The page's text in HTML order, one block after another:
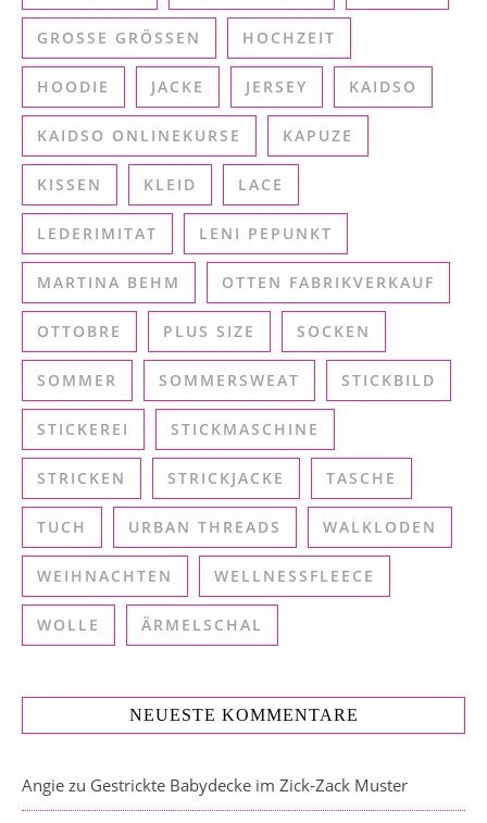
GROSSE GRÖSSEN HOCHZEIT
HOODIE JACKE JERSEY KAIDSO
KAIDSO ONLINEKURSE KAPUZE
KISSEN KLEID LACE
LEDERIMITAT LENI PEPUNKT
MARTINA BEHM OTTEN FABRIKVERKAUF
OTTOBRE PLUS SIZE SOCKEN
SOMMER SOMMERSWEAT STICKBILD
STICKEREI STICKMASCHINE
STRICKEN STRICKJACKE TASCHE
TUCH URBAN THREADS WALKLODEN
WEIHNACHTEN WELLNESSFLEECE
WOLLE ÄRMELSCHAL
NEUESTE KOMMENTARE
Angie zu Gestrickte Babydecke im Zick-Zack Muster